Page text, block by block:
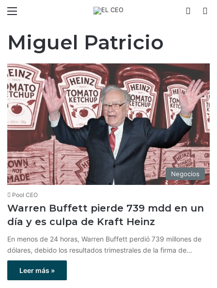
Miguel Patricio
Negocios
Pool CEO
Warren Buffett pierde 739 mdd en un
día y es culpa de Kraft Heinz
En menos de 24 horas, Warren Buffett perdió 739 millones de
dólares, debido los resultados trimestrales de la firma de…
Leer más »